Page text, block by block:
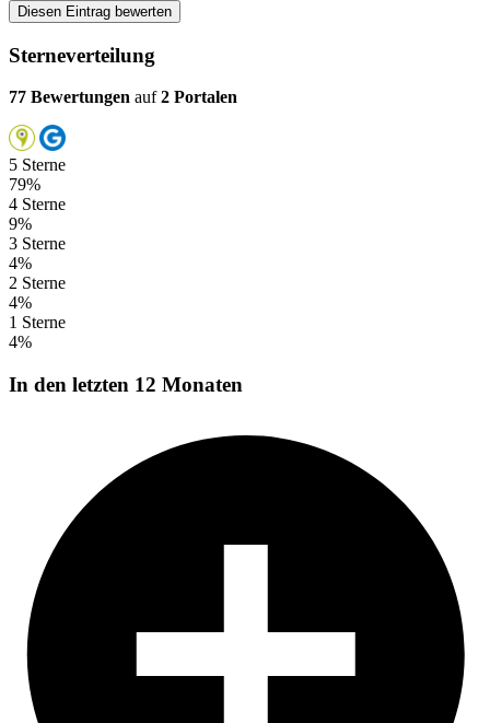
Diesen Eintrag bewerten
Sterneverteilung
77 Bewertungen auf2 Portalen
5 Sterne
79%
4 Sterne
9%
3 Sterne
4%
2 Sterne
4%
1 Sterne
4%
In den letzten 12 Monaten